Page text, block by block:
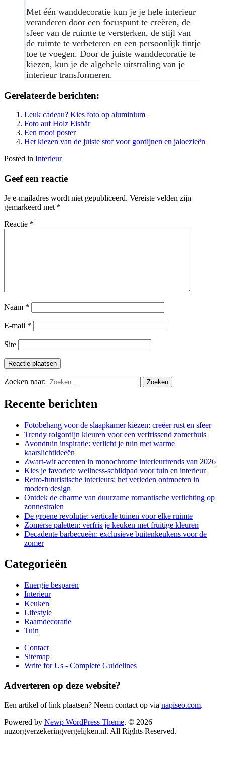
Met één wanddecoratie kun je je hele interieur
veranderen door een focuspunt te creëren, de
sfeer van de ruimte te versterken, de stijl van
de ruimte te verbeteren en een persoonlijk tintje
toe te voegen. Door de juiste wanddecoratie te
kiezen, kun je de algehele uitstraling van je
interieur transformeren.
Gerelateerde berichten:
Leuk cadeau? Kies foto op aluminium
Foto auf Holz Eisbär
Een mooi poster
Het kiezen van de juiste stof voor gordijnen en jaloezieën
Posted in Interieur
Geef een reactie
Je e-mailadres wordt niet gepubliceerd. Vereiste velden zijn
gemarkeerd met *
Reactie *
Naam *
E-mail *
Site
Zoeken naar:
Recente berichten
Fotobehang voor de slaapkamer kiezen: creëer rust en sfeer
Trendy rolgordijn kleuren voor een verfrissend zomerhuis
Avondtuin inspiratie: verlicht je tuin met warme
kaarslichtideeën
Zwart-wit accenten in monochrome interieurtrends van 2026
Kies je favoriete wellness-schildpad voor tuin en interieur
Retro-futuristische interieurs: het verleden ontmoeten in
modern design
Ontdek de charme van duurzame romantische verlichting op
zonnestralen
De groene revolutie: verticale tuinen voor elke ruimte
Zomerse paletten: verfris je keuken met fruitige kleuren
Decadente barbecueën: exclusieve buitenkeukens voor de
zomer
Categorieën
Energie besparen
Interieur
Keuken
Lifestyle
Raamdecoratie
Tuin
Contact
Sitemap
Write for Us - Complete Guidelines
Adverteren op deze website?
Een artikel of link plaatsen? Neem contact op via napiseo.com.
Powered by Newp WordPress Theme. © 2026
nuzorgverzekeringvergelijken.nl. All Rights Reserved.